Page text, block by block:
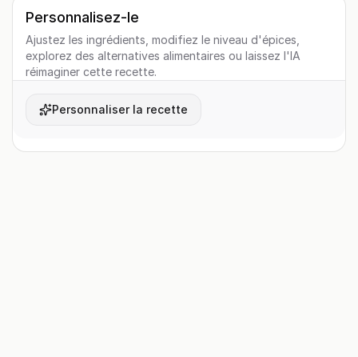
Personnalisez-le
Ajustez les ingrédients, modifiez le niveau d'épices,
explorez des alternatives alimentaires ou laissez l'IA
réimaginer cette recette.
Personnaliser la recette